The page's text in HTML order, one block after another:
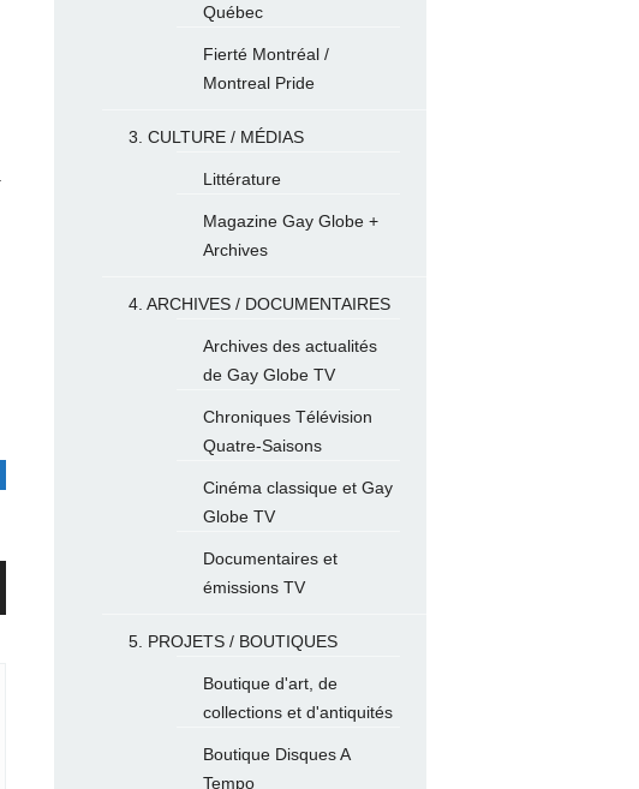
Québec
Fierté Montréal /
Montreal Pride
3. CULTURE / MÉDIAS
Littérature
Magazine Gay Globe +
Archives
4. ARCHIVES / DOCUMENTAIRES
Archives des actualités
de Gay Globe TV
Chroniques Télévision
Quatre-Saisons
Cinéma classique et Gay
Globe TV
Documentaires et
émissions TV
5. PROJETS / BOUTIQUES
Boutique d'art, de
collections et d'antiquités
Boutique Disques A
Tempo